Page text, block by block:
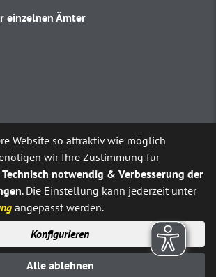
einzelnen Ämter
Google Translate bereitgestellte externe
Ja Immer
Impressum
Datenschutz
Website so attraktiv wie möglich
wir Ihre Zustimmung für
Technisch notwendig & Verbesserung der
. Die Einstellung kann jederzeit unter
angepasst werden.
Konfigurieren
Alle ablehnen